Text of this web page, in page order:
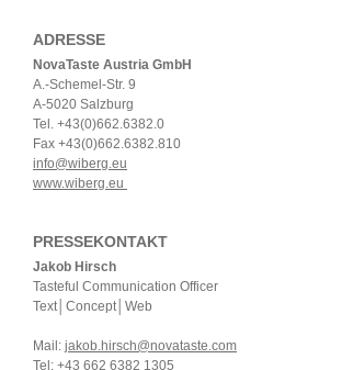
ADRESSE
NovaTaste Austria GmbH
A.-Schemel-Str. 9
A-5020 Salzburg
Tel. +43(0)662.6382.0
Fax +43(0)662.6382.810
info@wiberg.eu
www.wiberg.eu
PRESSEKONTAKT
Jakob Hirsch
Tasteful Communication Officer
Text│Concept│Web
Mail: jakob.hirsch@novataste.com
Tel: +43 662 6382 1305